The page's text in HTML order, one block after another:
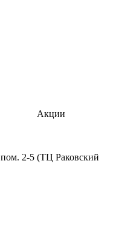
Акции
2-5 (ТЦ Раковский